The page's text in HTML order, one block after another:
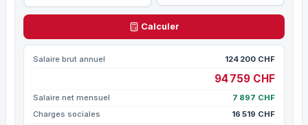
Calculer
Salaire brut annuel 124 200 CHF
94 759 CHF
Salaire net mensuel
7 897 CHF
Charges sociales
16 519 CHF